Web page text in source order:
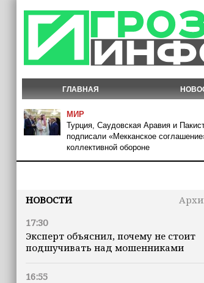
ГЛАВНАЯ
МИР
Турция, Саудовская Аравия и
подписали «Мекканское
коллективной обороне
НОВОСТИ
17:30
Эксперт объяснил, почему не стоит
подшучивать над мошенниками
16:55